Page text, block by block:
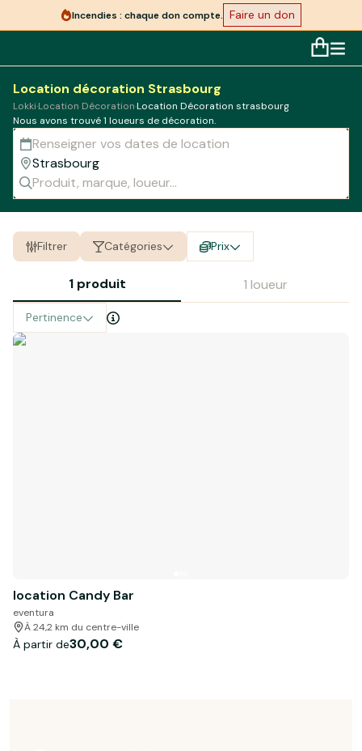
Incendies : chaque don compte. Faire un don
Location décoration Strasbourg
Lokki·Location Décoration·Location Décoration strasbourg
Nous avons trouvé 1 loueurs de décoration.
Filtrer Catégories Prix
1 produit 1 loueur
Pertinence
location Candy Bar
eventura
À 24,2 km du centre-ville
À partir de30,00 €